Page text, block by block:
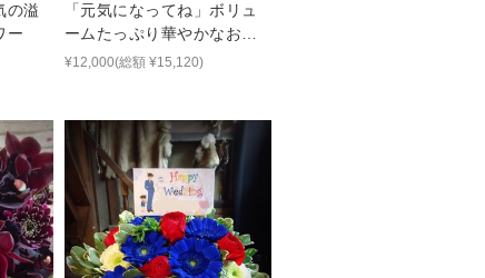
の溢
ー
「元気になってね」ボリュ
ームたっぷり華やかなお花
でおつくりしたバースデー
¥12,000(総額 ¥15,120)